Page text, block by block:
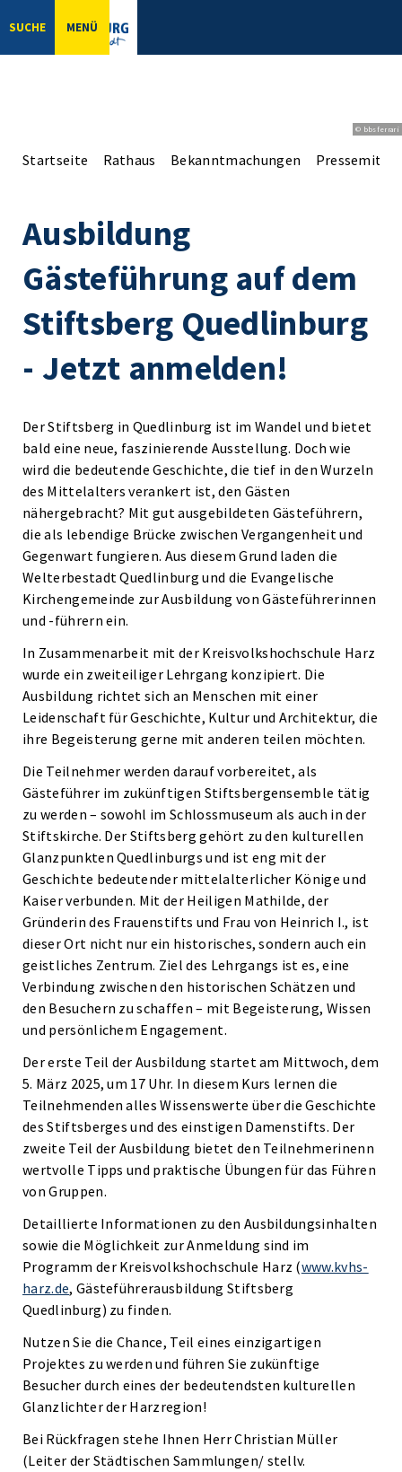
SUCHE MENÜ
© bbsferrari
Startseite Rathaus Bekanntmachungen
Ausbildung
Gästeführung auf dem
Stiftsberg Quedlinburg
- Jetzt anmelden!
Der Stiftsberg in Quedlinburg ist im Wandel und bietet
bald eine neue, faszinierende Ausstellung. Doch wie
wird die bedeutende Geschichte, die tief in den Wurzeln
des Mittelalters verankert ist, den Gästen
nähergebracht? Mit gut ausgebildeten Gästeführern,
die als lebendige Brücke zwischen Vergangenheit und
Gegenwart fungieren. Aus diesem Grund laden die
Welterbestadt Quedlinburg und die Evangelische
Kirchengemeinde zur Ausbildung von Gästeführerinnen
und -führern ein.
In Zusammenarbeit mit der Kreisvolkshochschule Harz
wurde ein zweiteiliger Lehrgang konzipiert. Die
Ausbildung richtet sich an Menschen mit einer
Leidenschaft für Geschichte, Kultur und Architektur, die
ihre Begeisterung gerne mit anderen teilen möchten.
Die Teilnehmer werden darauf vorbereitet, als
Gästeführer im zukünftigen Stiftsbergensemble tätig
zu werden – sowohl im Schlossmuseum als auch in der
Stiftskirche. Der Stiftsberg gehört zu den kulturellen
Glanzpunkten Quedlinburgs und ist eng mit der
Geschichte bedeutender mittelalterlicher Könige und
Kaiser verbunden. Mit der Heiligen Mathilde, der
Gründerin des Frauenstifts und Frau von Heinrich I., ist
dieser Ort nicht nur ein historisches, sondern auch ein
geistliches Zentrum. Ziel des Lehrgangs ist es, eine
Verbindung zwischen den historischen Schätzen und
den Besuchern zu schaffen – mit Begeisterung, Wissen
und persönlichem Engagement.
Der erste Teil der Ausbildung startet am Mittwoch, dem
5. März 2025, um 17 Uhr. In diesem Kurs lernen die
Teilnehmenden alles Wissenswerte über die Geschichte
des Stiftsberges und des einstigen Damenstifts. Der
zweite Teil der Ausbildung bietet den Teilnehmerinenn
wertvolle Tipps und praktische Übungen für das Führen
von Gruppen.
Detaillierte Informationen zu den Ausbildungsinhalten
sowie die Möglichkeit zur Anmeldung sind im
Programm der Kreisvolkshochschule Harz (www.kvhs-
harz.de, Gästeführerausbildung Stiftsberg
Quedlinburg) zu finden.
Nutzen Sie die Chance, Teil eines einzigartigen
Projektes zu werden und führen Sie zukünftige
Besucher durch eines der bedeutendsten kulturellen
Glanzlichter der Harzregion!
Bei Rückfragen stehe Ihnen Herr Christian Müller
(Leiter der Städtischen Sammlungen/ stellv.